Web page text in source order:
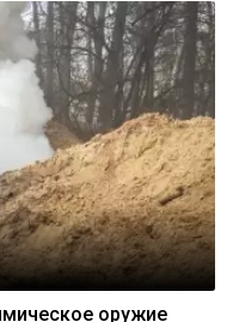
оружие